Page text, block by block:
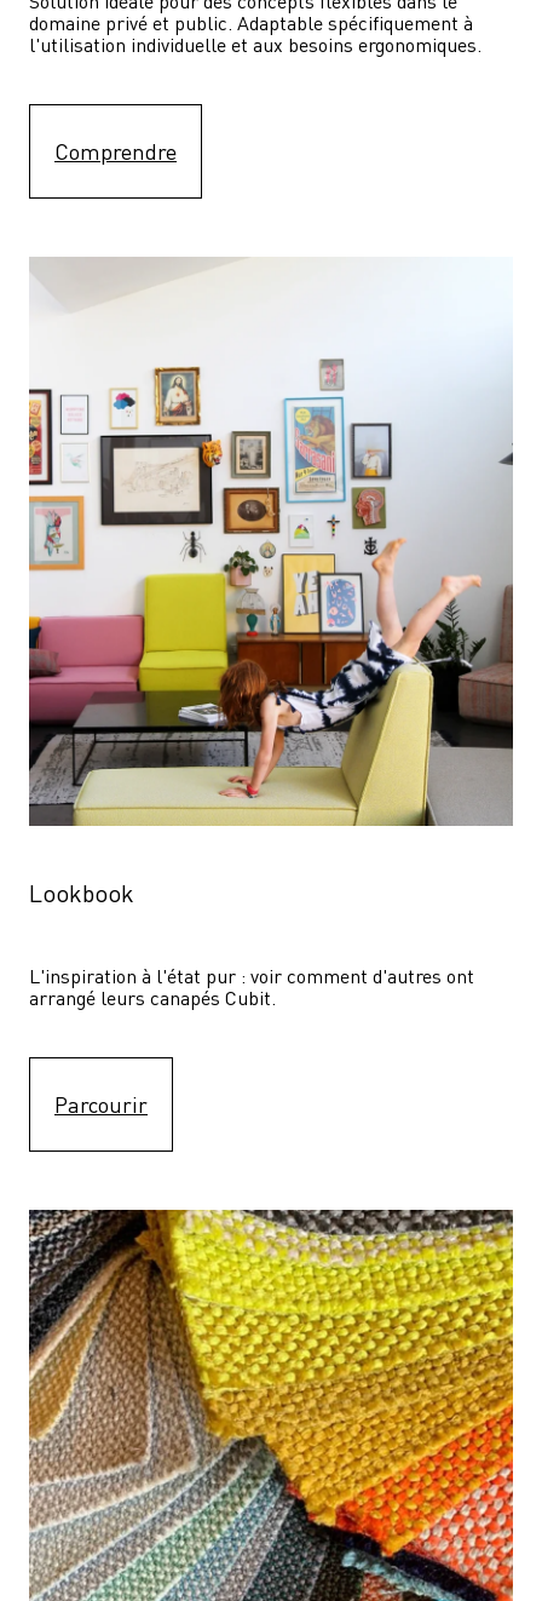
domaine privé et public. Adaptable spécifiquement à
l'utilisation individuelle et aux besoins ergonomiques.
Comprendre
Lookbook
L'inspiration à l'état pur : voir comment d'autres ont
arrangé leurs canapés Cubit.
Parcourir